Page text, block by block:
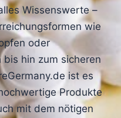
Wissenswerte –
wie
oder
bis hin zum sicheren
ist es
Produkte
mit dem nötigen